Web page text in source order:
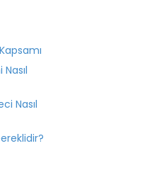
Nasıl